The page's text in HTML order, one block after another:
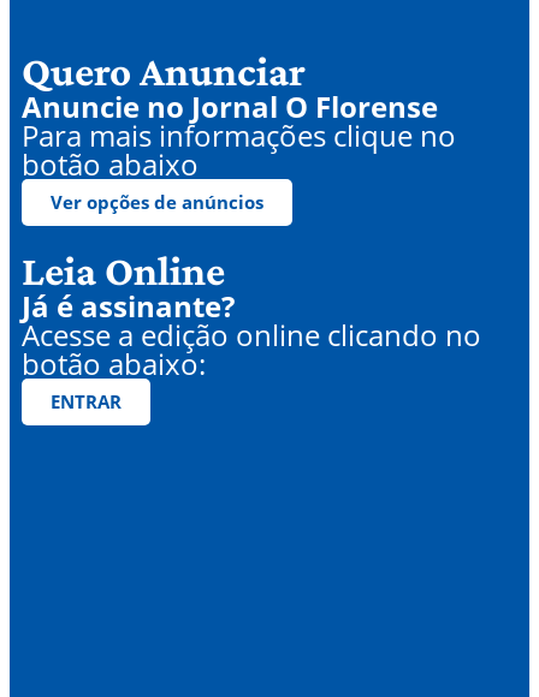
Quero Anunciar
Anuncie no Jornal O Florense
Para mais informações clique no
botão abaixo
Ver opções de anúncios
Leia Online
Já é assinante?
Acesse a edição online clicando no
botão abaixo:
ENTRAR